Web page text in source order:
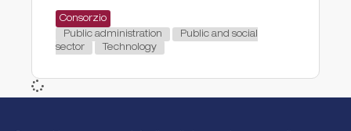
Consorzio
Public administration
Public and social
sector
Technology